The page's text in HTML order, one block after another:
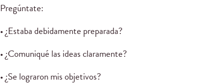
Pregúntate:
• ¿Estaba debidamente preparada?
• ¿Comuniqué las ideas claramente?
• ¿Se lograron mis objetivos?